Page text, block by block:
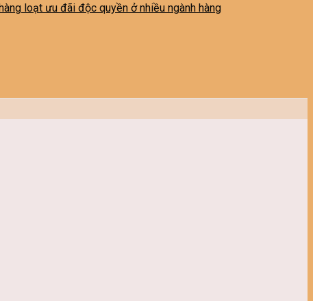
loạt ưu đãi độc quyền ở nhiều ngành hàng